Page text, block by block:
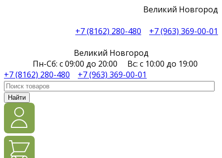
Великий Новгород
+7 (8162) 280-480
+7 (963) 369-00-01
Великий Новгород
Пн-Сб: с 09:00 до 20:00 Вс: с 10:00 до 19:00
+7 (8162) 280-480
+7 (963) 369-00-01
Найти